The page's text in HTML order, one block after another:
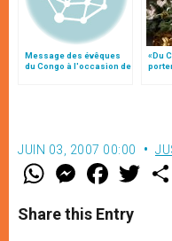
Message des évêques
du Congo à l'occasion de
«Du
JUIN 03, 2007 00:00
W
t
s
M
e
s
e
F
a
e
b
w
Share this Entry